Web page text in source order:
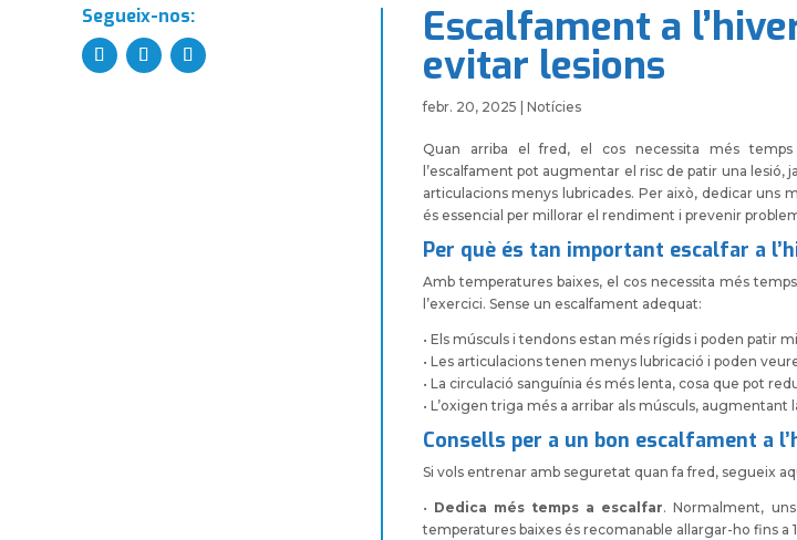
Segueix-nos: Escalfament a
evitar lesions
febr. 20, 2025 Notícies
Quan arriba el fred, el cos necessita més temps
l’escalfament pot augmentar el risc de patir una lesió,
articulacions menys lubricades. Per això, dedicar uns
és essencial per millorar el rendiment i prevenir
Per què és tan important escalfar a
Amb temperatures baixes, el cos necessita més
l’exercici. Sense un escalfament adequat:
• Els músculs i tendons estan més rígids i poden patir
• Les articulacions tenen menys lubricació i poden
• La circulació sanguínia és més lenta, cosa que pot
• L’oxigen triga més a arribar als músculs, augmentant
Consells per a un bon escalfament a
Si vols entrenar amb seguretat quan fa fred, segueix
• Dedica més temps a escalfar. Normalment,
temperatures baixes és recomanable allargar-ho fins a